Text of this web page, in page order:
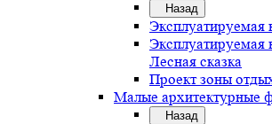
Назад
Эксплуатируемая
Эксплуатируемая
Лесная сказка
Проект зоны
Малые архитектурные
Назад